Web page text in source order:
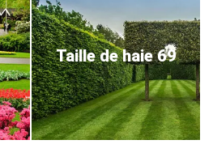
Taille de haie 69